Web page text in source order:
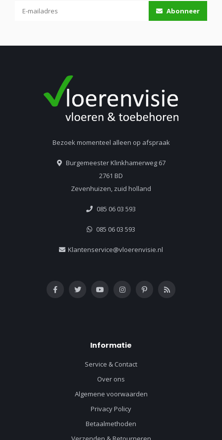
Abonneer
Bezoek momenteel alleen op afspraak
Burgemeester Klinkhamerweg 67
2761 BD
Zevenhuizen, zuid holland
085 06 03 593
085 06 03 593
Klantenservice@vloerenvisie.nl
Informatie
Service & Contact
Over ons
Algemene voorwaarden
Privacy Policy
Betaalmethoden